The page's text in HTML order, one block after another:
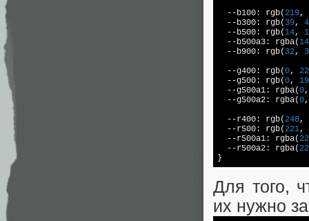
  --b100: rgb(
219,
  --b300: rgb(
39,
  --b500: rgb(
14,
  --b500a3: rgba(
14
  --b900: rgb(
32,
  --g400: rgb(
0,
  --g500: rgb(
0,
  --g500a1: rgba(
0
  --g500a2: rgba(
0
  --r400: rgb(
248,
  --r500: rgb(
221,
  --r500a1: rgba(
  --r500a2: rgba(
Для того,
их нужно